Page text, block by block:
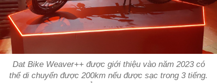
Dat Bike Weaver++ được giới thiệu vào năm 2023 có
thể di chuyển được 200km nếu được sạc trong 3 tiếng.